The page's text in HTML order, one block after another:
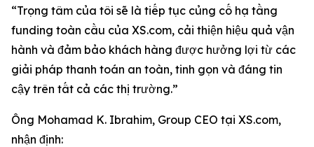
“Trọng tâm của tôi sẽ là tiếp tục củng cố hạ tầng
funding toàn cầu của XS.com, cải thiện hiệu quả vận
hành và đảm bảo khách hàng được hưởng lợi từ các
giải pháp thanh toán an toàn, tinh gọn và đáng tin
cậy trên tất cả các thị trường.”
Ông Mohamad K. Ibrahim, Group CEO tại XS.com,
nhận định: